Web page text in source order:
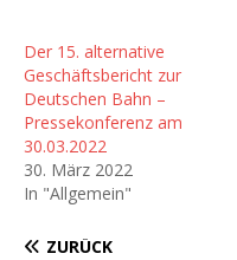
Der 15. alternative
Geschäftsbericht zur
Deutschen Bahn –
Pressekonferenz am
30.03.2022
30. März 2022
In "Allgemein"
ZURÜCK